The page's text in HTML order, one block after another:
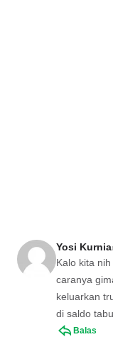
Yosi Kurnia
Kalo kita
caranya
keluarkan
di saldo
Balas